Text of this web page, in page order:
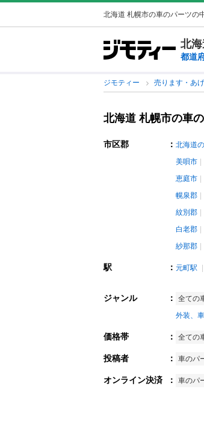
北海道 札幌市の車のパーツの
北
都道
ジモティー 売ります・あ
北海道 札幌市の車
市区郡 ： 北海道
美唄市
恵庭市
幌泉郡
紋別郡
白老郡
紗那郡
駅 ： 元町駅
ジャンル ： 全ての
外装、
価格帯 ： 全ての
投稿者 ： 車のパ
オンライン決済 ： 車のパ